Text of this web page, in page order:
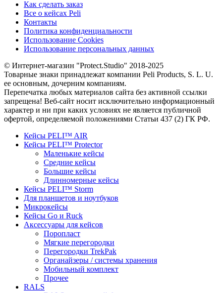
Как сделать заказ
Все о кейсах Peli
Контакты
Политика конфиденциальности
Использование Cookies
Использование персональных данных
© Интернет-магазин "Protect.Studio" 2018-2025
Товарные знаки принадлежат компании Peli Products, S. L. U.
ее основным, дочерним компаниям.
Перепечатка любых материалов сайта без активной ссылки
запрещена! Веб-сайт носит исключительно информационный
характер и ни при каких условиях не является публичной
офертой, определяемой положениями Статьи 437 (2) ГК РФ.
Кейсы PELI™ AIR
Кейсы PELI™ Protector
Маленькие кейсы
Средние кейсы
Большие кейсы
Длинномерные кейсы
Кейсы PELI™ Storm
Для планшетов и ноутбуков
Микрокейсы
Кейсы Go и Ruck
Аксессуары для кейсов
Поропласт
Мягкие перегородки
Перегородки TrekPak
Органайзеры / системы хранения
Мобильный комплект
Прочее
RALS